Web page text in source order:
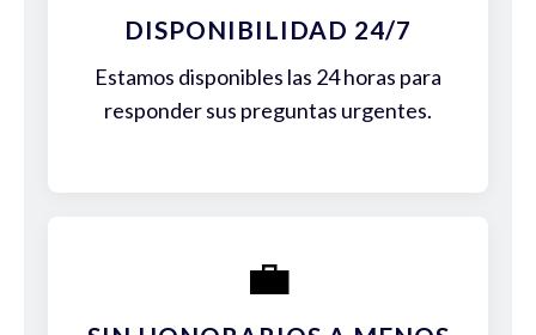
DISPONIBILIDAD 24/7
Estamos disponibles las 24 horas para
responder sus preguntas urgentes.
💼